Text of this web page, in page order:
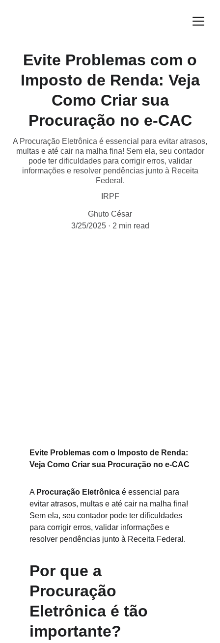
Evite Problemas com o
Imposto de Renda: Veja
Como Criar sua
Procuração no e-CAC
A Procuração Eletrônica é essencial para evitar atrasos,
multas e até cair na malha fina! Sem ela, seu contador
pode ter dificuldades para corrigir erros, validar
informações e resolver pendências junto à Receita
Federal.
IRPF
Ghuto César
3/25/2025
2 min read
Evite Problemas com o Imposto de Renda:
Veja Como Criar sua Procuração no e-CAC
A Procuração Eletrônica é essencial para
evitar atrasos, multas e até cair na malha fina!
Sem ela, seu contador pode ter dificuldades
para corrigir erros, validar informações e
resolver pendências junto à Receita Federal.
Por que a
Procuração
Eletrônica é tão
importante?